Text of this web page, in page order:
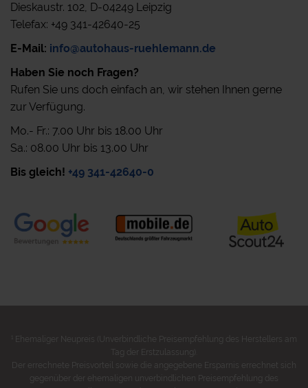
Dieskaustr. 102, D-04249 Leipzig
Telefax: +49 341-42640-25
E-Mail: info@autohaus-ruehlemann.de
Haben Sie noch Fragen?
Rufen Sie uns doch einfach an, wir stehen Ihnen gerne
zur Verfügung.
Mo.- Fr.: 7.00 Uhr bis 18.00 Uhr
Sa.: 08.00 Uhr bis 13.00 Uhr
Bis gleich! +49 341-42640-0
Ehemaliger Neupreis (Unverbindliche Preisempfehlung des Herstellers am
Tag der Erstzulassung).
Der errechnete Preisvorteil sowie die angegebene Ersparnis errechnet sich
gegenüber der ehemaligen unverbindlichen Preisempfehlung des